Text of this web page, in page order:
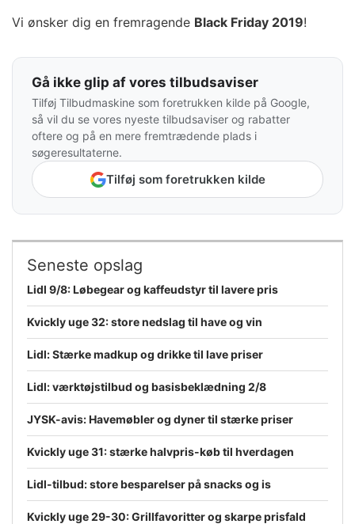
Vi ønsker dig en fremragende Black Friday 2019!
Gå ikke glip af vores tilbudsaviser
Tilføj Tilbudmaskine som foretrukken kilde på Google,
så vil du se vores nyeste tilbudsaviser og rabatter
oftere og på en mere fremtrædende plads i
søgeresultaterne.
Tilføj som foretrukken kilde
Seneste opslag
Lidl 9/8: Løbegear og kaffeudstyr til lavere pris
Kvickly uge 32: store nedslag til have og vin
Lidl: Stærke madkup og drikke til lave priser
Lidl: værktøjstilbud og basisbeklædning 2/8
JYSK-avis: Havemøbler og dyner til stærke priser
Kvickly uge 31: stærke halvpris-køb til hverdagen
Lidl-tilbud: store besparelser på snacks og is
Kvickly uge 29-30: Grillfavoritter og skarpe prisfald